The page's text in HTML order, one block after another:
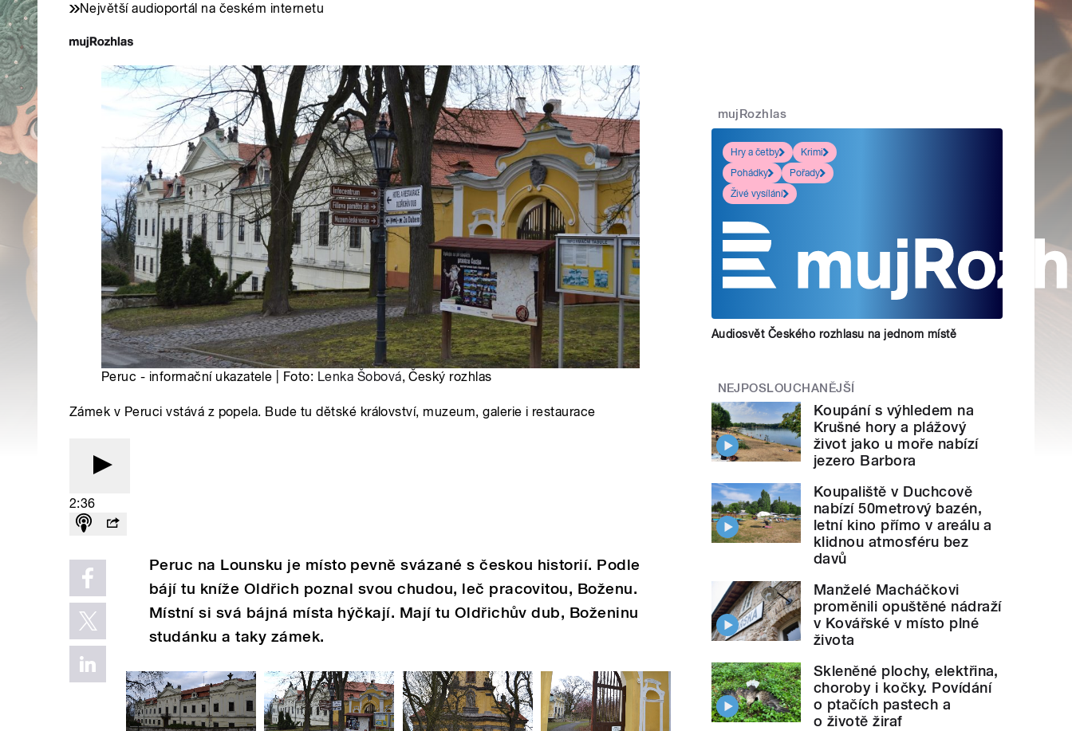
Největší audioportál na českém internetu
Peruc - informační ukazatele | Foto: Lenka Šobová, Český rozhlas
Zámek v Peruci vstává z popela. Bude tu dětské království, muzeum, galerie i restaurace
2:36
Peruc na Lounsku je místo pevně svázané s českou historií. Podle
bájí tu kníže Oldřich poznal svou chudou, leč pracovitou, Boženu.
Místní si svá bájná místa hýčkají. Mají tu Oldřichův dub, Boženinu
studánku a taky zámek.
mujRozhlas
Hry a četby
Krimi
Pohádky
Pořady
Živé vysílání
Audiosvět Českého rozhlasu na jednom místě
NEJPOSLOUCHANĚJŠÍ
Koupání s výhledem na
Krušné hory a plážový
život jako u moře nabízí
jezero Barbora
Koupaliště v Duchcově
nabízí 50metrový bazén,
letní kino přímo v areálu a
klidnou atmosféru bez
davů
Manželé Macháčkovi
proměnili opuštěné nádraží
v Kovářské v místo plné
života
Skleněné plochy, elektřina,
choroby i kočky. Povídání
o ptačích pastech a
o životě žiraf